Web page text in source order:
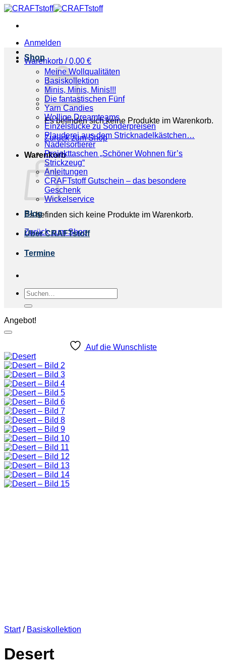
Zum
springen
Anmelden
Warenkorb /0,00 €
Es befinden sich keine Produkte im Warenkorb.
Zurück zum Shop
Warenkorb
Es befinden sich keine Produkte im Warenkorb.
Zurück zum Shop
Shop
Meine Wollqualitäten
Basiskollektion
Minis, Minis, Minis!!!
Die fantastischen Fünf
Yarn Candies
Wollige Dreamteams
Einzelstücke zu Sonderpreisen
Plauderei aus dem Stricknadelkästchen…
Nadelsortierer
Projekttaschen „Schöner Wohnen für’s
Strickzeug“
Anleitungen
CRAFTstoff Gutschein – das besondere
Geschenk
Wickelservice
Blog
Über CRAFTstoff
Termine
Suchen
nach:
Angebot!
Auf die Wunschliste
Start / Basiskollektion
Desert